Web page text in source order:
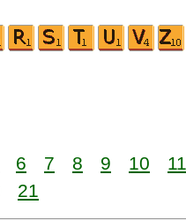
6 7 8 9 10 11
21